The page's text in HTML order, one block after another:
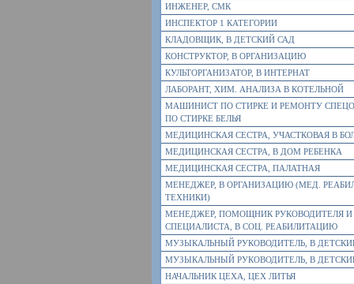
ИНЖЕНЕР, СМК
ИНСПЕКТОР 1 КАТЕГОРИИ
КЛАДОВЩИК, В ДЕТСКИЙ САД
КОНСТРУКТОР, В ОРГАНИЗАЦИЮ
КУЛЬТОРГАНИЗАТОР, В ИНТЕРНАТ
ЛАБОРАНТ, ХИМ. АНАЛИЗА В КОТЕЛЬНОЙ
МАШИНИСТ ПО СТИРКЕ И РЕМОНТУ
ПО СТИРКЕ БЕЛЬЯ
МЕДИЦИНСКАЯ СЕСТРА, УЧАСТКОВАЯ В
МЕДИЦИНСКАЯ СЕСТРА, В ДОМ РЕБЕНКА
МЕДИЦИНСКАЯ СЕСТРА, ПАЛАТНАЯ
МЕНЕДЖЕР, В ОРГАНИЗАЦИЮ (МЕД.
ТЕХНИКИ)
МЕНЕДЖЕР, ПОМОЩНИК РУКОВОДИТЕЛЯ И
СПЕЦИАЛИСТА, В СОЦ. РЕАБИЛИТАЦИЮ
МУЗЫКАЛЬНЫЙ РУКОВОДИТЕЛЬ, В
МУЗЫКАЛЬНЫЙ РУКОВОДИТЕЛЬ, В
НАЧАЛЬНИК ЦЕХА, ЦЕХ ЛИТЬЯ